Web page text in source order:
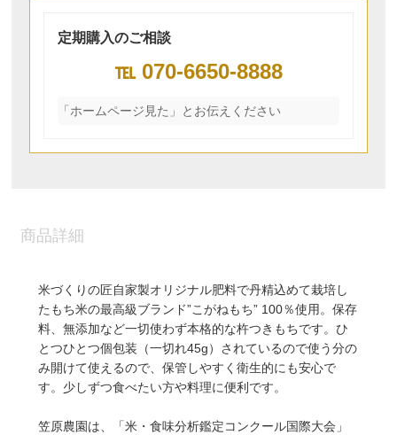
定期購入のご相談
℡ 070-6650-8888
「ホームページ見た」とお伝えください
商品詳細
米づくりの匠自家製オリジナル肥料で丹精込めて栽培し
たもち米の最高級ブランド”こがねもち” 100％使用。保存
料、無添加など一切使わず本格的な杵つきもちです。ひ
とつひとつ個包装（一切れ45g）されているので使う分の
み開けて使えるので、保管しやすく衛生的にも安心で
す。少しずつ食べたい方や料理に便利です。
笠原農園は、「米・食味分析鑑定コンクール国際大会」